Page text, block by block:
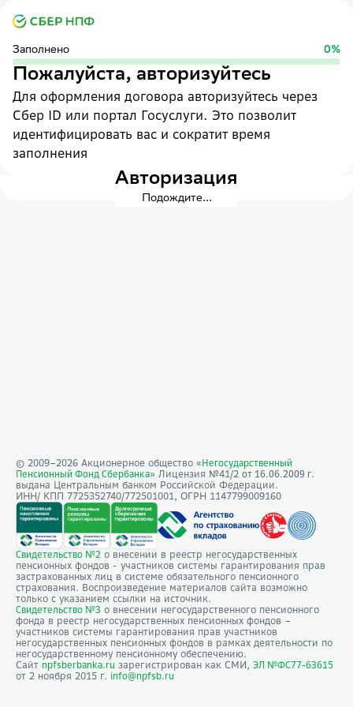
Заполнено 0%
Пожалуйста, авторизуйтесь
Для оформления договора авторизуйтесь через
Сбер ID или портал Госуслуги. Это позволит
идентифицировать вас и сократит время
заполнения
Авторизация
Подождите...
© 2009–2026 Акционерное общество « Негосударственный
Пенсионный Фонд Сбербанка» Лицензия №41/2 от 16.06.2009 г.
выдана Центральным банком Российской Федерации.
ИНН/ КПП 7725352740/772501001, ОГРН 1147799009160
Свидетельство №2 о внесении в реестр негосударственных
пенсионных фондов - участников системы гарантирования прав
застрахованных лиц в системе обязательного пенсионного
страхования. Воспроизведение материалов сайта возможно
только с указанием ссылки на источник.
Свидетельство №3 о внесении негосударственного пенсионного
фонда в реестр негосударственных пенсионных фондов –
участников системы гарантирования прав участников
негосударственных пенсионных фондов в рамках деятельности по
негосударственному пенсионному обеспечению.
Сайт npfsberbanka.ru зарегистрирован как СМИ, ЭЛ №ФС77-63615
от 2 ноября 2015 г. info@npfsb.ru